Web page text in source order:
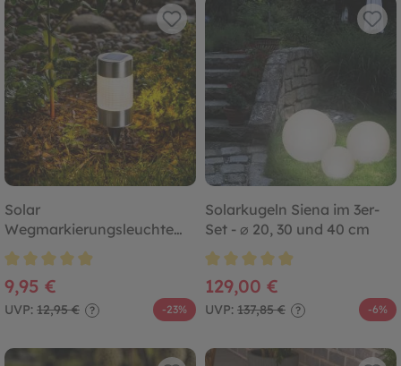
Solar
Wegmarkierungsleuchte
Puc Light 12 cm
9,95 €
UVP: 12,95 € ? -23%
Solarkugeln Siena im 3er-
Set - ⌀ 20, 30 und 40 cm
129,00 €
UVP: 137,85 € ? -6%